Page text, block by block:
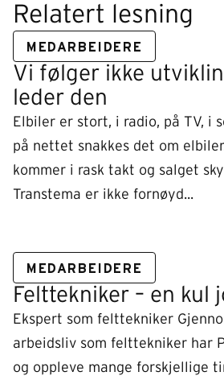
Relatert lesning
MEDARBEIDERE
Vi følger ikke
leder den
Elbiler er stort, i radio, på TV, i
på nettet snakkes det om
kommer i rask takt og salget
Transtema er ikke fornøyd...
MEDARBEIDERE
Felttekniker – en kul
Ekspert som felttekniker
arbeidsliv som felttekniker har
og oppleve mange forskjellige